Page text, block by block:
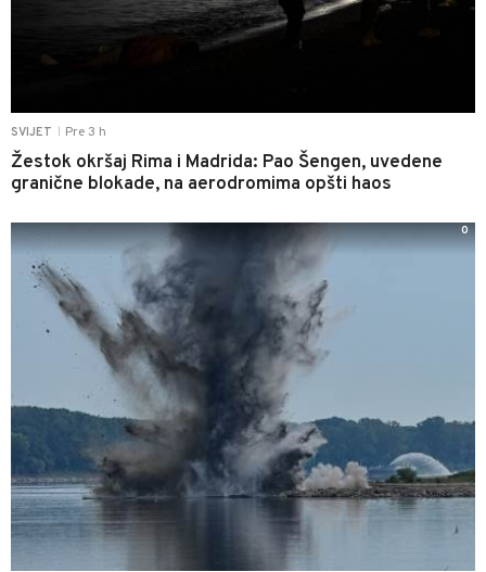
SVIJET Pre 3 h
Žestok okršaj Rima i Madrida: Pao Šengen, uvedene
granične blokade, na aerodromima opšti haos
0